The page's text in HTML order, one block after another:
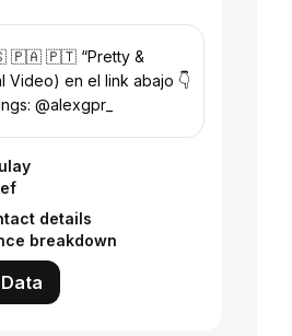
Video) en el link abajo 👇
@alexgpr_
details
breakdown